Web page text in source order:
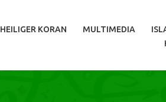
HEILIGER KORAN MULTIMEDIA